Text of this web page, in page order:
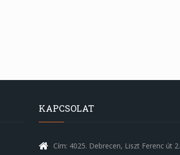
KAPCSOLAT
Cím: 4025. Debrecen, Liszt Ferenc út 2.